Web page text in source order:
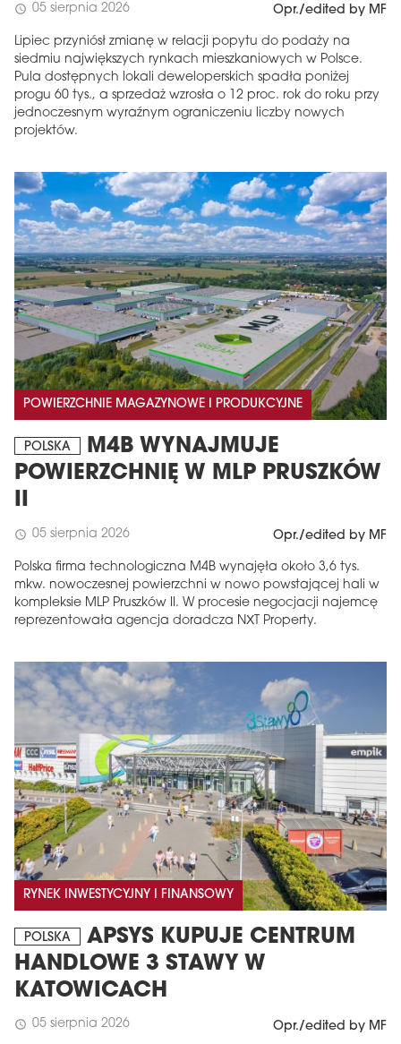
schedule 05 sierpnia 2026 Opr./edited by MF
Lipiec przyniósł zmianę w relacji popytu do podaży na
siedmiu największych rynkach mieszkaniowych w Polsce.
Pula dostępnych lokali deweloperskich spadła poniżej
progu 60 tys., a sprzedaż wzrosła o 12 proc. rok do roku przy
jednoczesnym wyraźnym ograniczeniu liczby nowych
projektów.
POWIERZCHNIE MAGAZYNOWE I PRODUKCYJNE
POLSKA
M4B WYNAJMUJE
POWIERZCHNIĘ W MLP PRUSZKÓW
II
schedule 05 sierpnia 2026 Opr./edited by MF
Polska firma technologiczna M4B wynajęła około 3,6 tys.
mkw. nowoczesnej powierzchni w nowo powstającej hali w
kompleksie MLP Pruszków II. W procesie negocjacji najemcę
reprezentowała agencja doradcza NXT Property.
RYNEK INWESTYCYJNY I FINANSOWY
POLSKA
APSYS KUPUJE CENTRUM
HANDLOWE 3 STAWY W
KATOWICACH
schedule 05 sierpnia 2026 Opr./edited by MF